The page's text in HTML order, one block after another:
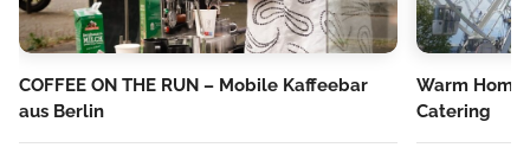
COFFEE ON THE RUN – Mobile Kaffeebar
aus Berlin
Warm
Catering